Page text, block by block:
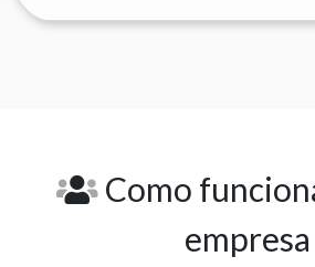
Como
empresa